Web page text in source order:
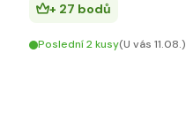
+ 27 bodů
Poslední 2 kusy(U vás 11.08.)